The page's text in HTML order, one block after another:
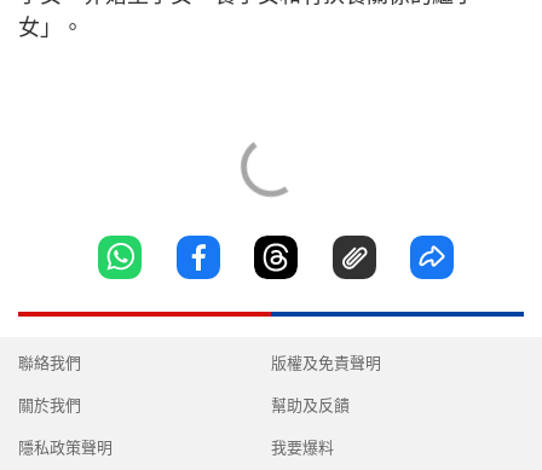
女」。
聯絡我們
關於我們
隱私政策聲明
版權及免責聲明
幫助及反饋
我要爆料